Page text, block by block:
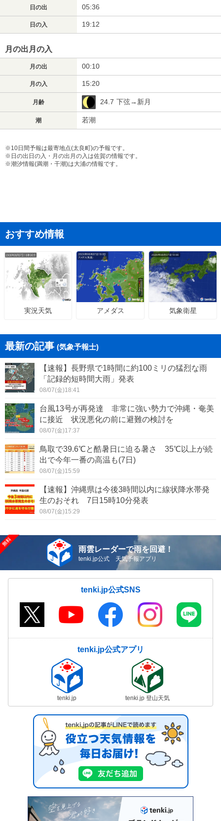
日の出 05:36
日の入 19:12
月の出月の入
月の出 00:10
月の入 15:20
月齢 24.7 下弦→新月
潮 若潮
※10日間予報は最寄地点(太良町)の予報です。
※日の出日の入・月の出月の入は佐賀の情報です。
※潮汐情報(満潮・干潮)は大浦の情報です。
おすすめ情報
実況天気 アメダス 気象衛星
最新の記事 (気象予報士)
【速報】長野県で1時間に約100ミリの猛烈な雨
「記録的短時間大雨」発表
08/07(金)18:41
台風13号が再発達 非常に強い勢力で沖縄・奄美
に接近 状況悪化の前に避難の検討を
08/07(金)17:37
鳥取で39.6℃と酷暑日に迫る暑さ 35℃以上が続
出で今年一番の高温も(7日)
08/07(金)15:59
【速報】沖縄県は今後3時間以内に線状降水帯発
生のおそれ 7日15時10分発表
08/07(金)15:29
雨雲レーダーで雨を回避！
tenki.jp公式 天気予報アプリ
tenki.jp公式SNS
tenki.jp公式アプリ
tenki.jp tenki.jp 登山天気